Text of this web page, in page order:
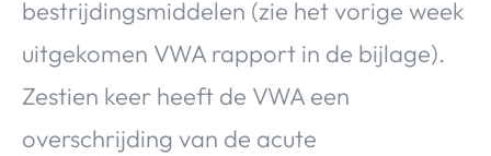
bestrijdingsmiddelen (zie het vorige week
uitgekomen VWA rapport in de bijlage).
Zestien keer heeft de VWA een
overschrijding van de acute